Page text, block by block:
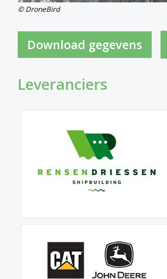
© DroneBird
Leveranciers